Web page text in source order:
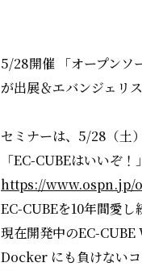
5/28開催 「オープンソ
が出展＆エバンジェリ
セミナーは、5/28（土
「EC-CUBEはいいぞ！」
https://www.ospn.jp/
EC-CUBEを10年間愛し
現在開発中のEC-
Docker にも負けない